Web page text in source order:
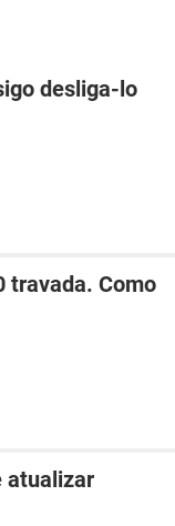
desliga-lo
travada. Como
atualizar